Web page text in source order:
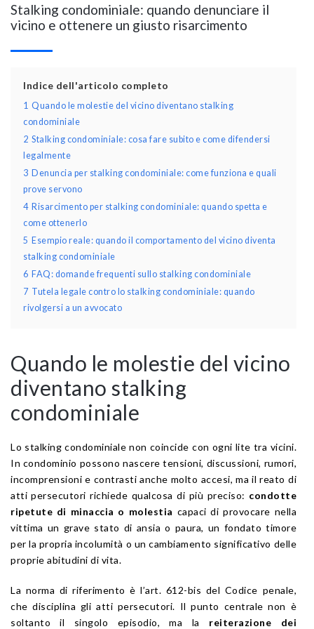
Stalking condominiale: quando denunciare il
vicino e ottenere un giusto risarcimento
Indice dell'articolo completo
1 Quando le molestie del vicino diventano stalking
condominiale
2 Stalking condominiale: cosa fare subito e come difendersi
legalmente
3 Denuncia per stalking condominiale: come funziona e quali
prove servono
4 Risarcimento per stalking condominiale: quando spetta e
come ottenerlo
5 Esempio reale: quando il comportamento del vicino diventa
stalking condominiale
6 FAQ: domande frequenti sullo stalking condominiale
7 Tutela legale contro lo stalking condominiale: quando
rivolgersi a un avvocato
Quando le molestie del vicino
diventano stalking
condominiale
Lo stalking condominiale non coincide con ogni lite tra vicini.
In condominio possono nascere tensioni, discussioni, rumori,
incomprensioni e contrasti anche molto accesi, ma il reato di
atti persecutori richiede qualcosa di più preciso: condotte
ripetute di minaccia o molestia capaci di provocare nella
vittima un grave stato di ansia o paura, un fondato timore
per la propria incolumità o un cambiamento significativo delle
proprie abitudini di vita.
La norma di riferimento è l’art. 612-bis del Codice penale,
che disciplina gli atti persecutori. Il punto centrale non è
soltanto il singolo episodio, ma la reiterazione dei